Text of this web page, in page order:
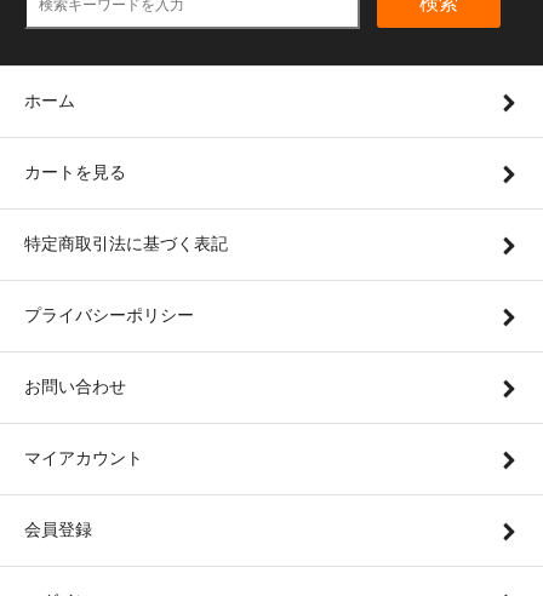
ホーム
カートを見る
特定商取引法に基づく表記
プライバシーポリシー
お問い合わせ
マイアカウント
会員登録